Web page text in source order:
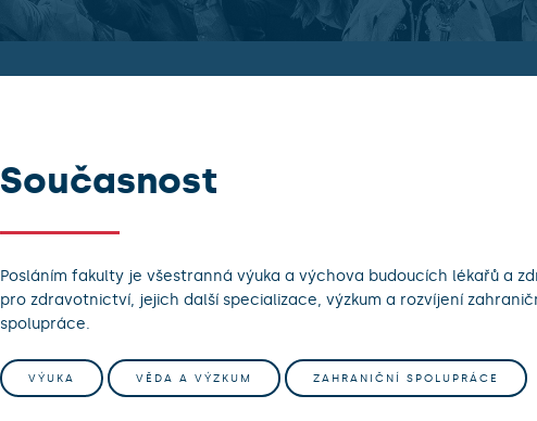
Současnost
Posláním fakulty je všestranná výuka a výchova budoucích lékařů a
pro zdravotnictví, jejich další specializace, výzkum a rozvíjení
spolupráce.
VÝUKA VĚDA A VÝZKUM ZAHRANIČNÍ SPOLUPRÁCE